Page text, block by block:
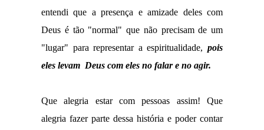
entendi que a presença e amizade deles com
Deus é tão "normal" que não precisam de um
"lugar" para representar a espiritualidade, pois
eles levam Deus com eles no falar e no agir.
Que alegria estar com pessoas assim! Que
alegria fazer parte dessa história e poder contar